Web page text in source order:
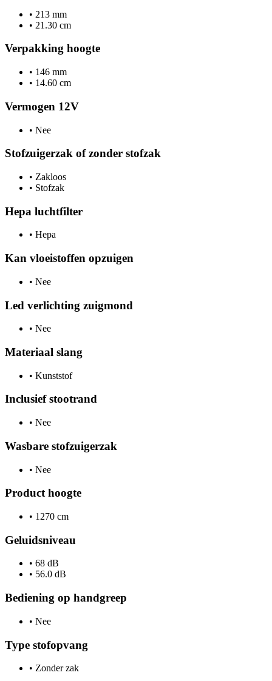
• 213 mm
• 21.30 cm
Verpakking hoogte
• 146 mm
• 14.60 cm
Vermogen 12V
• Nee
Stofzuigerzak of zonder stofzak
• Zakloos
• Stofzak
Hepa luchtfilter
• Hepa
Kan vloeistoffen opzuigen
• Nee
Led verlichting zuigmond
• Nee
Materiaal slang
• Kunststof
Inclusief stootrand
• Nee
Wasbare stofzuigerzak
• Nee
Product hoogte
• 1270 cm
Geluidsniveau
• 68 dB
• 56.0 dB
Bediening op handgreep
• Nee
Type stofopvang
• Zonder zak